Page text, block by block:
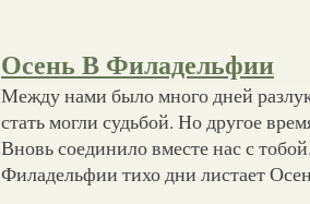
Осень В Филадельфии
Между нами было много дней
стать могли судьбой. Но другое
Вновь соединило вместе нас с
Филадельфии тихо дни листает